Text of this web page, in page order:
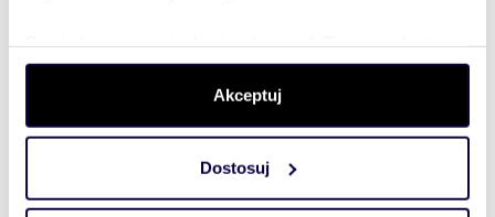
dane są przetwarzane oraz ustaw własne preferencje w
. W Deklaracji plików cookie możesz
zmienić lub wycofać swoją zgodę w dowolnej chwili.
Wykorzystujemy pliki cookie do spersonalizowania treści
i reklam, aby oferować funkcje społecznościowe i
Akceptuj
Dostosuj
szybko się z
Tobą
skontaktował!